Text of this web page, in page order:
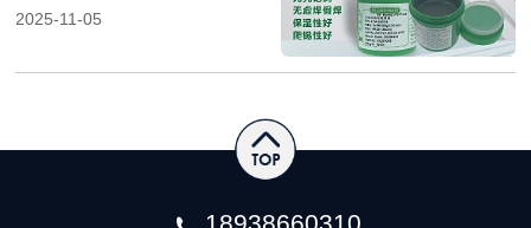
2025-11-05